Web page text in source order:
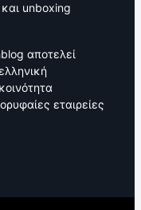
unboxing
αποτελεί
εταιρείες